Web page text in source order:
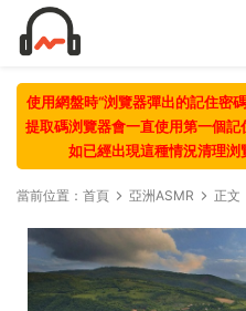
使用網盤時“浏覽器彈出的記住密
提取碼浏覽器會一直使用第一個記
如已經出現這種情況清理浏
當前位置： 首頁 亞洲ASMR 正文